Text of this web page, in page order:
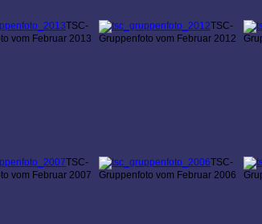
TSC-
vom Februar 2013
TSC-
Gruppenfoto vom Februar 2012
TSC-
vom Februar 2007
TSC-
Gruppenfoto vom Februar 2006